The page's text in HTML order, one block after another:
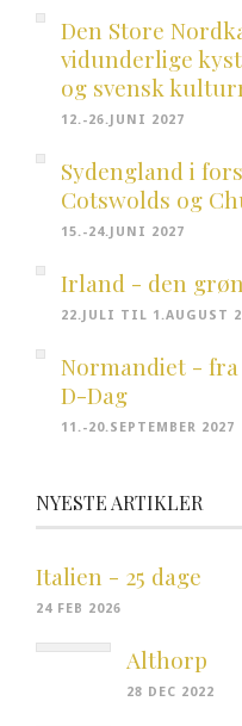
Den Store
vidunderlige
og svensk
12.-26.JUNI 2027
Sydengland i
Cotswolds og
15.-24.JUNI 2027
Irland - den
22.JULI TIL 1.AUGUST
Normandiet -
D-Dag
11.-20.SEPTEMBER 2027
NYESTE ARTIKLER
Italien - 25 dage
24 FEB 2026
Althorp
28 DEC 2022